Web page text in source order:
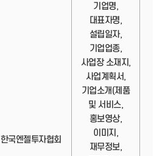
한국엔젤투자협회
기업명,
대표자명,
설립일자,
기업업종,
사업장 소재지,
사업계획서,
기업소개(제품
및 서비스,
홍보영상,
이미지,
재무정보,